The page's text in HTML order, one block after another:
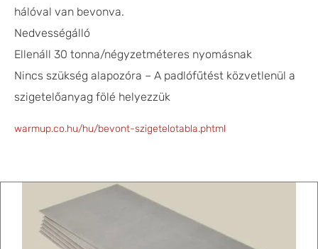
hálóval van bevonva.
Nedvességálló
Ellenáll 30 tonna/négyzetméteres nyomásnak
Nincs szükség alapozóra – A padlófűtést közvetlenül a
szigetelőanyag fölé helyezzük
warmup.co.hu/hu/bevont-szigetelotabla.phtml